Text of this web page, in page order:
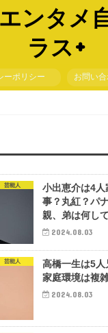
ンタメ
ラス+
ーポリシー お問い
芸能人
小出恵介は4
事？丸紅？パ
親、弟は何し
2024.08.03
芸能人
高橋一生は5
家庭環境は複
2024.08.03